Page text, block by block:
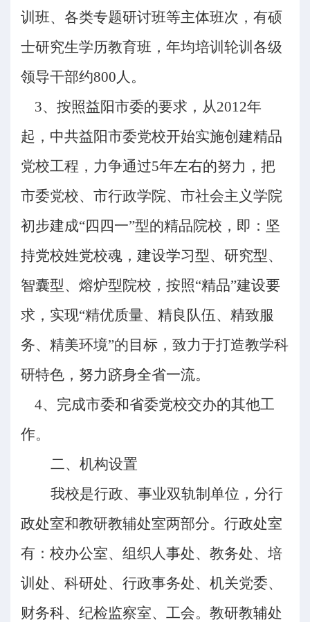
训班、各类专题研讨班等主体班次，有硕
士研究生学历教育班，年均培训轮训各级
领导干部约800人。
3、 按照益阳市委的要求，从2012年
起，中共益阳市委党校开始实施创建精品
党校工程，力争通过5年左右的努力，把
市委党校、市行政学院、市社会主义学院
初步建成“四四一”型的精品院校，即：坚
持党校姓党校魂，建设学习型、研究型、
智囊型、熔炉型院校，按照“精品”建设要
求，实现“精优质量、精良队伍、精致服
务、精美环境”的目标，致力于打造教学科
研特色，努力跻身全省一流。
4、完成市委和省委党校交办的其他工
作。
二、机构设置
我校是行政、事业双轨制单位，分行
政处室和教研教辅处室两部分。行政处室
有：校办公室、组织人事处、教务处、培
训处、科研处、行政事务处、机关党委、
财务科、纪检监察室、工会。教研教辅处